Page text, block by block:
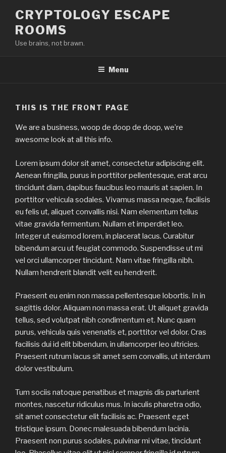
content
CRYPTOLOGY ESCAPE
ROOMS
Use brains, not brawn.
Menu
THIS IS THE FRONT PAGE
We are a business, woop de doop de doop, we’re
awesome look at all this info.
Lorem ipsum dolor sit amet, consectetur adipiscing elit.
Aenean fringilla, purus in porttitor pellentesque, erat arcu
tincidunt diam, dapibus faucibus leo mauris at sapien. In
porttitor vehicula sodales. Vivamus massa neque, facilisis
eu felis ut, aliquet convallis nisi. Nam elementum tellus
vitae gravida fermentum. Nullam et imperdiet leo.
Integer ut euismod lorem, in placerat lacus. Curabitur
bibendum arcu ut feugiat commodo. Suspendisse ut mi
vel orci ullamcorper tincidunt. Nam vitae fringilla nibh.
Nullam hendrerit blandit velit eu hendrerit.
Praesent eu enim non massa pellentesque lobortis. In in
sagittis dolor. Aliquam non massa erat. Ut aliquet gravida
tellus, sed volutpat nibh condimentum et. Nunc quam
purus, vehicula quis venenatis et, porttitor vel dolor. Cras
facilisis dui id elit bibendum, in ullamcorper leo ultricies.
Praesent rutrum lacus sit amet sem convallis, ut interdum
dolor vestibulum.
Tum sociis natoque penatibus et magnis dis parturient
montes, nascetur ridiculus mus. In iaculis pharetra odio,
sit amet consectetur elit facilisis ac. Praesent eget
tristique ipsum. Donec malesuada bibendum lacinia.
Praesent non purus sodales, pulvinar mi vitae, tincidunt